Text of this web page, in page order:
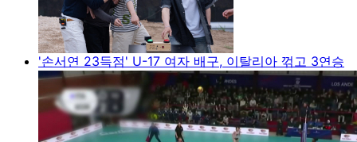
'손서연 23득점' U-17 여자 배구, 이탈리아 꺾고 3연승